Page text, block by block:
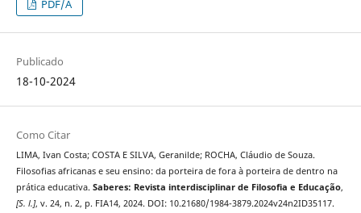
PDF/A
Publicado
18-10-2024
Como Citar
LIMA, Ivan Costa; COSTA E SILVA, Geranilde; ROCHA, Cláudio de Souza.
Filosofias africanas e seu ensino: da porteira de fora à porteira de dentro na
prática educativa. Saberes: Revista interdisciplinar de Filosofia e Educação,
[S. l.], v. 24, n. 2, p. FIA14, 2024. DOI: 10.21680/1984-3879.2024v24n2ID35117.